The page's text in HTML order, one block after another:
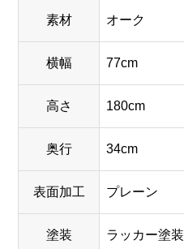
素材 オーク
横幅 77cm
高さ 180cm
奥行 34cm
表面加工 プレーン
塗装 ラッカー塗装